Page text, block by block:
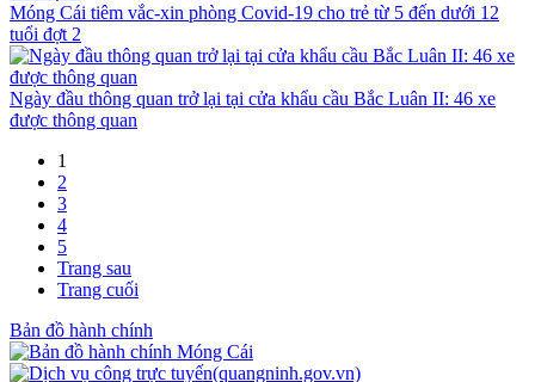
Móng Cái tiêm vắc-xin phòng Covid-19 cho trẻ từ 5 đến dưới 12
tuổi đợt 2
Ngày đầu thông quan trở lại tại cửa khẩu cầu Bắc Luân II: 46 xe
được thông quan
1
2
3
4
5
Trang sau
Trang cuối
Bản đồ hành chính